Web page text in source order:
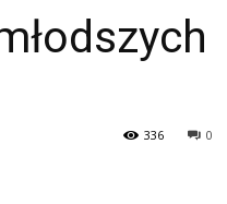
0
336